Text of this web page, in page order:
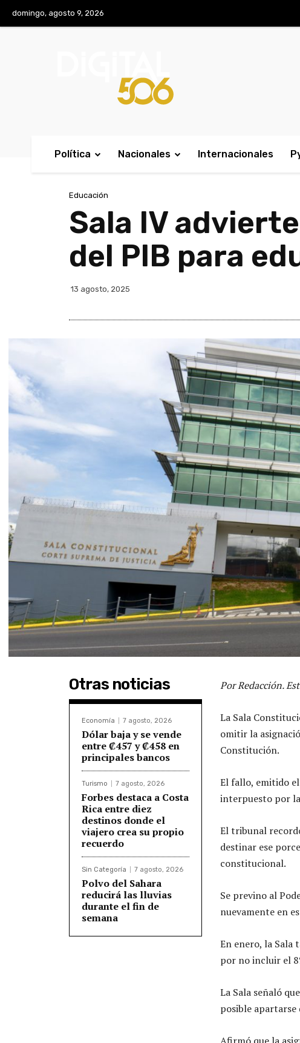
domingo, agosto 9, 2026
Política Nacionales Internacionales
Educación
Sala IV
del PIB para
13 agosto, 2025
Otras noticias
Economía 7 agosto, 2026
Dólar baja y se vende
entre ₡457 y ₡458 en
principales bancos
Turismo 7 agosto, 2026
Forbes destaca a Costa
Rica entre diez
destinos donde el
viajero crea su propio
recuerdo
Sin Categoría 7 agosto, 2026
Polvo del Sahara
reducirá las lluvias
durante el fin de
semana
Por Redacción.
La Sala
omitir la
Constitución.
El fallo, emitido
interpuesto por
El tribunal
destinar ese
constitucional.
Se previno al
nuevamente en
En enero, la
por no incluir el
La Sala señaló
posible
Afirmó que la